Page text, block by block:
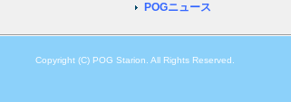
POGニュース
Copyright (C) POG Starion. All Rights Reserved.